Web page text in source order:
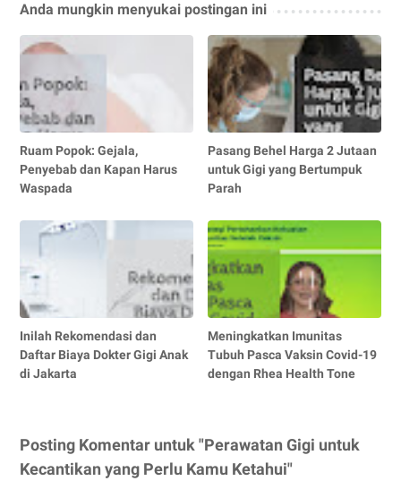
Anda mungkin menyukai postingan ini
Ruam Popok: Gejala,
Penyebab dan Kapan Harus
Waspada
Pasang Behel Harga 2 Jutaan
untuk Gigi yang Bertumpuk
Parah
Inilah Rekomendasi dan
Daftar Biaya Dokter Gigi Anak
di Jakarta
Meningkatkan Imunitas
Tubuh Pasca Vaksin Covid-19
dengan Rhea Health Tone
Posting Komentar untuk "Perawatan Gigi untuk
Kecantikan yang Perlu Kamu Ketahui"